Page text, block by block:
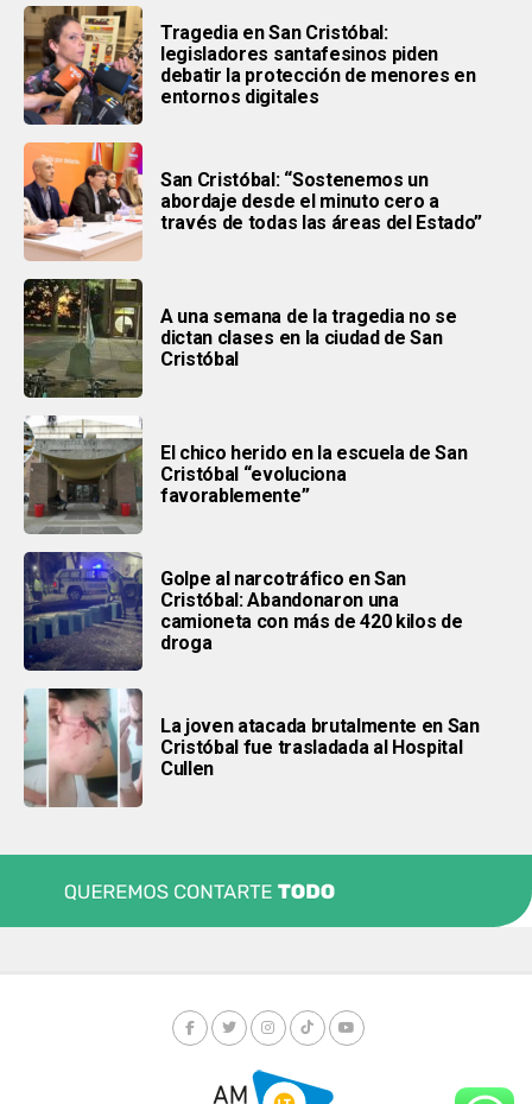
Tragedia en San Cristóbal:
legisladores santafesinos piden
debatir la protección de menores en
entornos digitales
San Cristóbal: “Sostenemos un
abordaje desde el minuto cero a
través de todas las áreas del Estado”
A una semana de la tragedia no se
dictan clases en la ciudad de San
Cristóbal
El chico herido en la escuela de San
Cristóbal “evoluciona
favorablemente”
Golpe al narcotráfico en San
Cristóbal: Abandonaron una
camioneta con más de 420 kilos de
droga
La joven atacada brutalmente en San
Cristóbal fue trasladada al Hospital
Cullen